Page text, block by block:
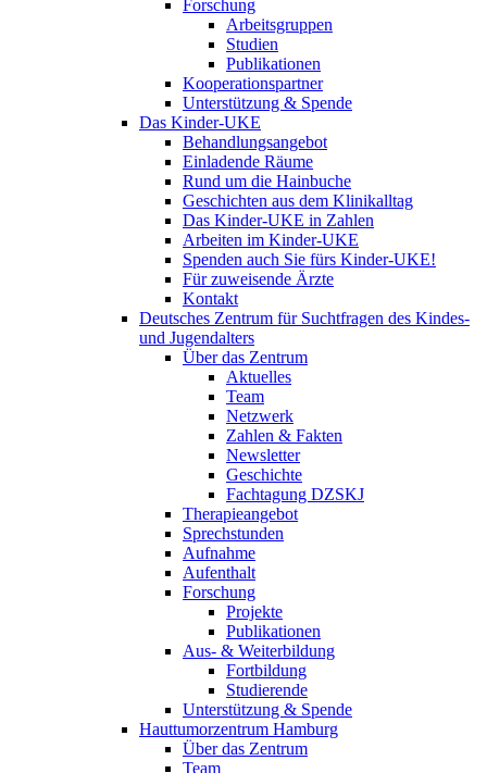
Forschung
Arbeitsgruppen
Studien
Publikationen
Kooperationspartner
Unterstützung & Spende
Das Kinder-UKE
Behandlungsangebot
Einladende Räume
Rund um die Hainbuche
Geschichten aus dem Klinikalltag
Das Kinder-UKE in Zahlen
Arbeiten im Kinder-UKE
Spenden auch Sie fürs Kinder-UKE!
Für zuweisende Ärzte
Kontakt
Deutsches Zentrum für Suchtfragen des Kindes-
und Jugendalters
Über das Zentrum
Aktuelles
Team
Netzwerk
Zahlen & Fakten
Newsletter
Geschichte
Fachtagung DZSKJ
Therapieangebot
Sprechstunden
Aufnahme
Aufenthalt
Forschung
Projekte
Publikationen
Aus- & Weiterbildung
Fortbildung
Studierende
Unterstützung & Spende
Hauttumorzentrum Hamburg
Über das Zentrum
Team